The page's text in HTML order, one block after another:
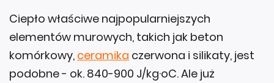
Ciepło właściwe najpopularniejszych
elementów murowych, takich jak beton
komórkowy, ceramika czerwona i silikaty, jest
podobne - ok. 840-900 J/kg·oC. Ale już